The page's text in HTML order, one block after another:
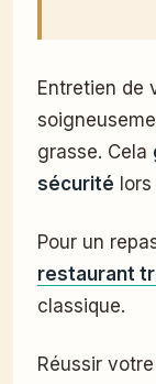
Entretien de
grasse. Cela
sécurité
Pour un
restaurant
classique.
Réussir